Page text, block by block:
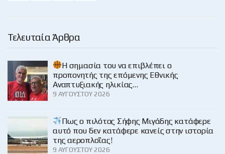
Τελευταία Άρθρα
H σημασία του να επιβλέπει ο
προπονητής της επόμενης Εθνικής
Αναπτυξιακής ηλικίας…
9 ΑΥΓΟΎΣΤΟΥ 2026
Πως ο πιλότος Σήφης Μιγάδης κατάφερε
αυτό που δεν κατάφερε κανείς στην ιστορία
της αεροπλοΐας!
9 ΑΥΓΟΎΣΤΟΥ 2026